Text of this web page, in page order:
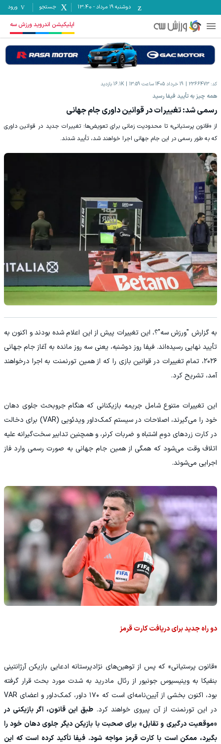
دوشنبه ۱۹ مرداد -
13:40 جستجو ورود
اپلیکیشن اندروید ورزش سه
کد: 2366473 19 خرداد 1405 ساعت 13:59 16.1K بازدید
همه چیز به تأیید فیفا رسید
رسمی شد: تغییرات در قوانین داوری جام جهانی
از «قانون پرستیانی» تا محدودیت زمانی برای تعویض‌ها؛ تغییرات جدید در قوانین داوری
که به طور رسمی در این جام جهانی اجرا خواهند شد، تأیید شدند.
به گزارش "ورزش سه"؟، این تغییرات پیش از این اعلام شده بودند و اکنون به
تأیید نهایی رسیده‌اند. فیفا روز دوشنبه، یعنی سه روز مانده به آغاز جام جهانی
۲۰۲۶، تمام تغییرات در قوانین بازی را که از همین تورنمنت به اجرا درخواهند
آمد، تشریح کرد.
این تغییرات متنوع شامل جریمه بازیکنانی که هنگام جروبحث جلوی دهان
خود را می‌گیرند، اصلاحات در سیستم کمک‌داور ویدئویی (VAR) برای دخالت
در کارت زردهای دومِ اشتباه و ضربات کرنر، و همچنین تدابیر سخت‌گیرانه علیه
اتلاف وقت می‌شود که همگی از همین جام جهانی به صورت رسمی وارد فاز
اجرایی می‌شوند.
دو راه جدید برای دریافت کارت قرمز
«قانون پرستیانی» که پس از توهین‌های نژادپرستانه ادعایی بازیکن آرژانتینی
بنفیکا به وینیسیوس جونیور از رئال مادرید به شدت مورد بحث قرار گرفته
بود، اکنون بخشی از آیین‌نامه‌ای است که ۱۷۰ داور، کمک‌داور و اعضای VAR
در این تورنمنت از آن پیروی خواهند کرد. طبق این قانون، اگر بازیکنی در
«موقعیت درگیری و تقابل» برای صحبت با بازیکن دیگر جلوی دهان خود را
بگیرد، ممکن است با کارت قرمز مواجه شود. فیفا تأکید کرده است که این